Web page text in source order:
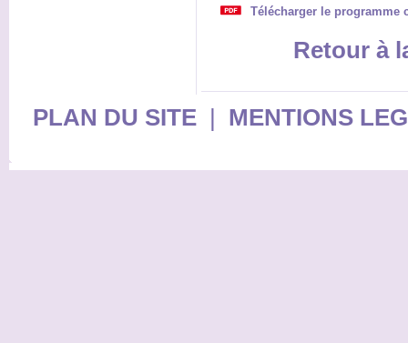
Télécharger le programme
Retour à
PLAN DU SITE| MENTIONS